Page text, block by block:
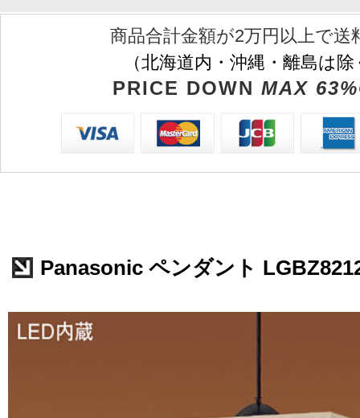
商品合計金額が2万円以上で送
（北海道内・沖縄・離島は
PRICE DOWN MAX
Panasonic ペンダント